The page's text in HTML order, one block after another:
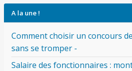
A la une !
Comment choisir un concours
sans se tromper -
Salaire des fonctionnaires :